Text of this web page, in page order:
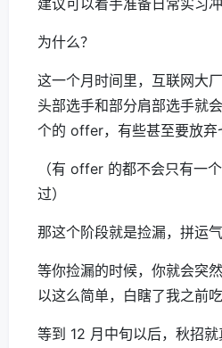
为什么？
这一个月时间里，互联网大
头部选手和部分肩部选手就
个的 offer，有些甚至要放弃
（有 offer 的都不会只有一
过）
那这个阶段就是捡漏，拼运
等你捡漏的时候，你就会突
以这么简单，白瞎了我之前
等到 12 月中旬以后，秋招